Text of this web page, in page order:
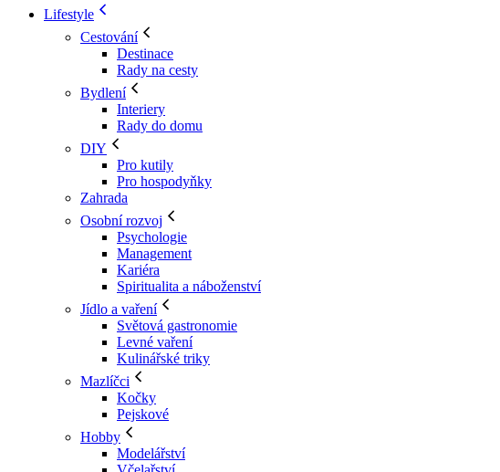
Lifestyle
Cestování
Destinace
Rady na cesty
Bydlení
Interiery
Rady do domu
DIY
Pro kutily
Pro hospodyňky
Zahrada
Osobní rozvoj
Psychologie
Management
Kariéra
Spiritualita a náboženství
Jídlo a vaření
Světová gastronomie
Levné vaření
Kulinářské triky
Mazlíčci
Kočky
Pejskové
Hobby
Modelářství